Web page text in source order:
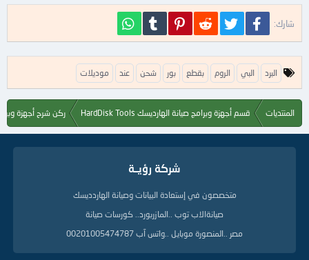
شارك: فيسبوك تويتر Reddit
Pinterest
Tumblr
ا
ل
م
ا
البرد البي الروم بقطع بور شحن عند موديلات
المنتديات قسم أجهزة وبرامج صيانة الهارديسك HardDisk Tools ركن شرح أجهزة
شركة رؤيــة
متخصصون في إستعادة البيانات وصيانة الهاردديسك
صيانةالاب توب ..المازربورد.. كورسات صيانة
مصر ..المنصورة موبايل ..واتس آب 00201005474787